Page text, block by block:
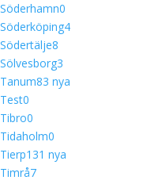
Söderhamn0
Söderköping4
Södertälje8
Sölvesborg3
Tanum83 nya
Test0
Tibro0
Tidaholm0
Tierp131 nya
Timrå7